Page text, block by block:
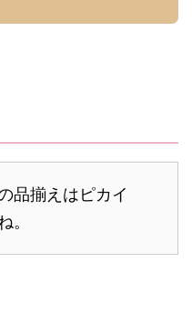
品揃えはピカイ
。